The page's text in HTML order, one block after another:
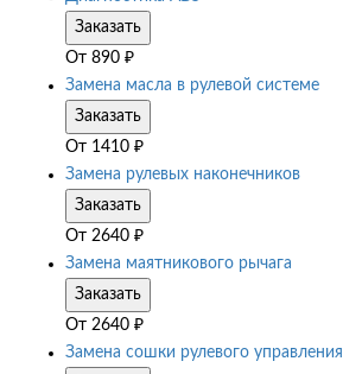
Заказать
От 890 ₽
Замена масла в рулевой системе
Заказать
От 1410 ₽
Замена рулевых наконечников
Заказать
От 2640 ₽
Замена маятникового рычага
Заказать
От 2640 ₽
Замена сошки рулевого управления